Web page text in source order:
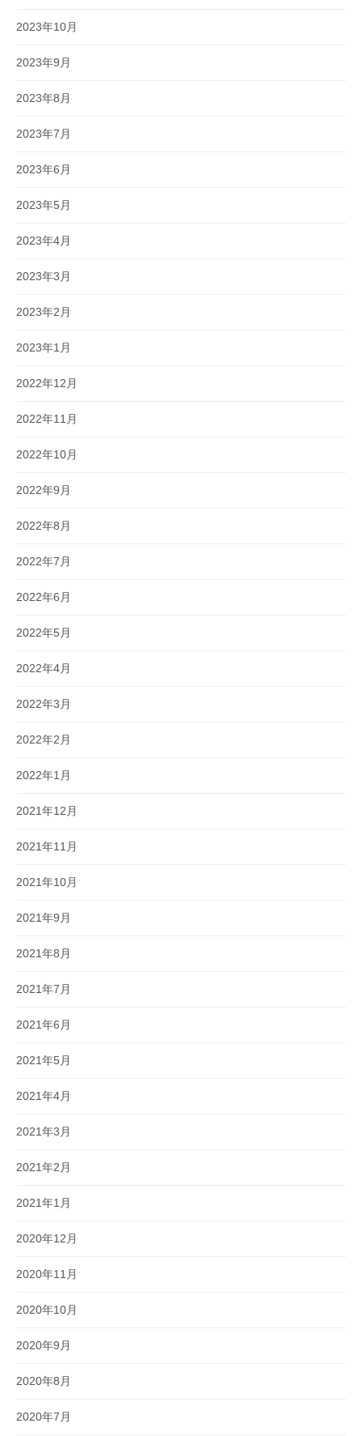
2023年10月
2023年9月
2023年8月
2023年7月
2023年6月
2023年5月
2023年4月
2023年3月
2023年2月
2023年1月
2022年12月
2022年11月
2022年10月
2022年9月
2022年8月
2022年7月
2022年6月
2022年5月
2022年4月
2022年3月
2022年2月
2022年1月
2021年12月
2021年11月
2021年10月
2021年9月
2021年8月
2021年7月
2021年6月
2021年5月
2021年4月
2021年3月
2021年2月
2021年1月
2020年12月
2020年11月
2020年10月
2020年9月
2020年8月
2020年7月